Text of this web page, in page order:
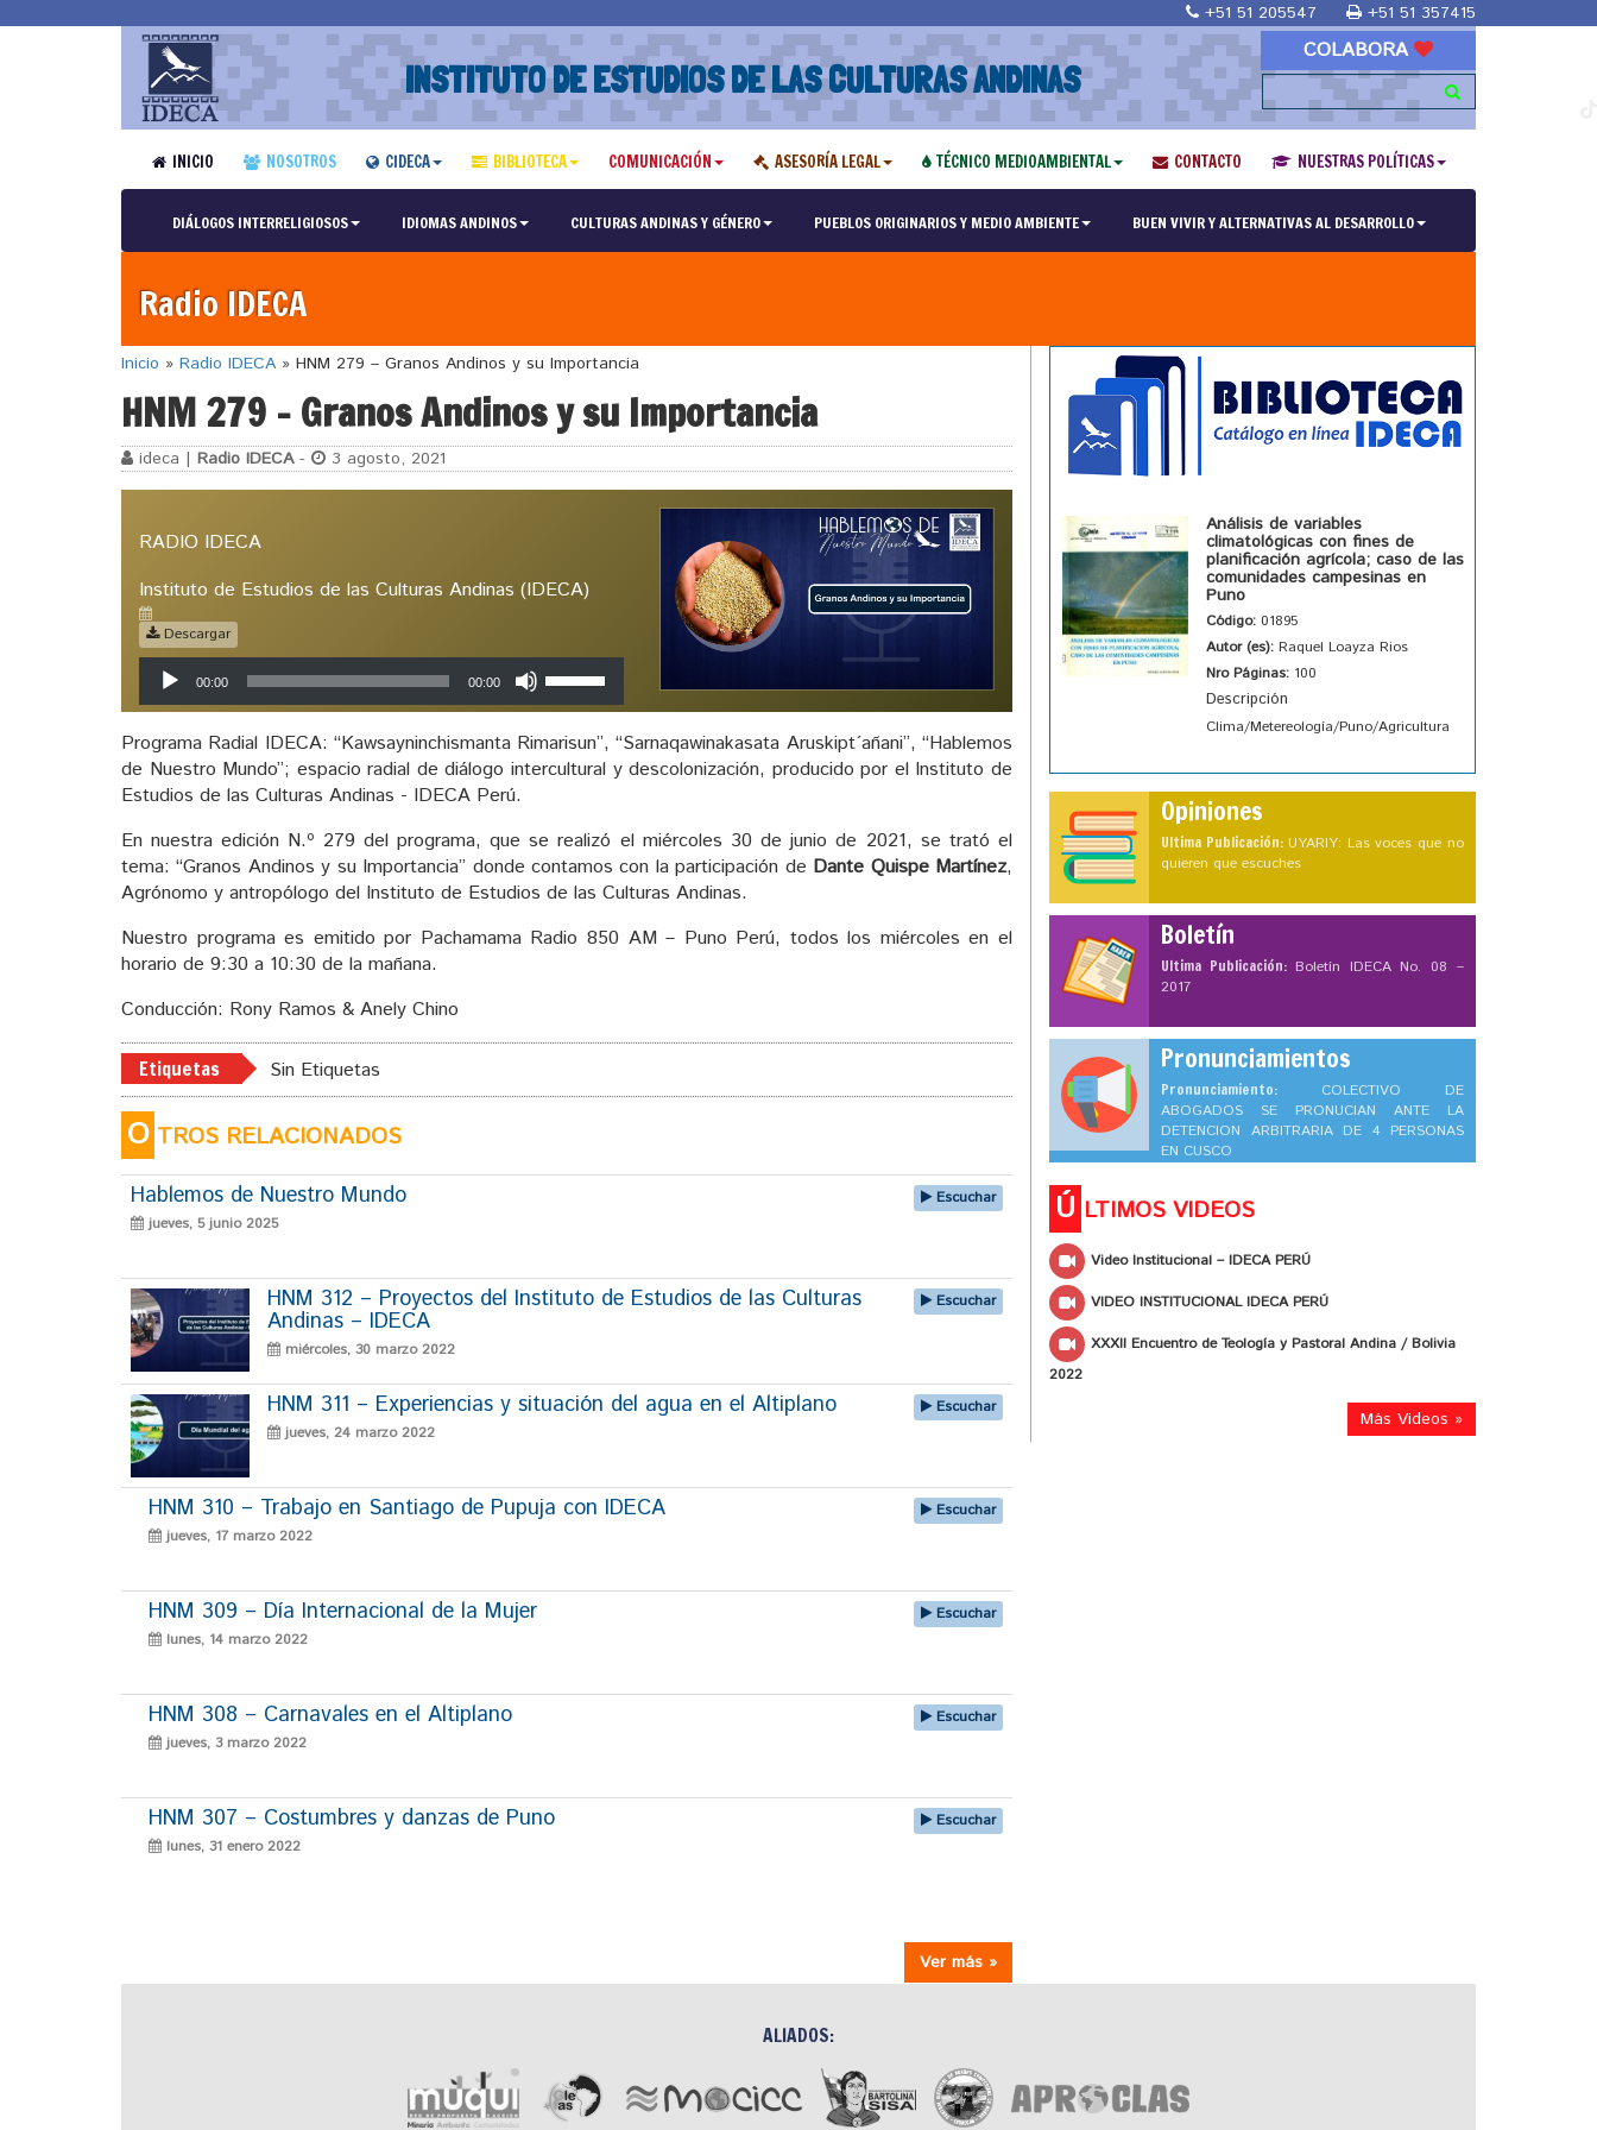
+51 51 205547 +51 51 357415
INSTITUTO DE ESTUDIOS DE LAS CULTURAS ANDINAS
COLABORA
INICIO NOSOTROS CIDECA BIBLIOTECA COMUNICACIÓN ASESORÍA LEGAL TÉCNICO MEDIOAMBIENTAL CONTACTO NUESTRAS POLÍTICAS
DIÁLOGOS INTERRELIGIOSOS IDIOMAS ANDINOS CULTURAS ANDINAS Y GÉNERO PUEBLOS ORIGINARIOS Y MEDIO AMBIENTE BUEN VIVIR Y ALTERNATIVAS AL DESARROLLO
Radio IDECA
Inicio » Radio IDECA » HNM 279 – Granos Andinos y su Importancia
HNM 279 – Granos Andinos y su Importancia
ideca | Radio IDECA- 3 agosto, 2021
RADIO IDECA
Instituto de Estudios de las Culturas Andinas (IDECA)
Descargar
de
audio
00:00 00:00
de
flecha
aumentar
o
disminuir
el
Programa Radial IDECA: “Kawsayninchismanta Rimarisun”, “Sarnaqawinakasata Aruskipt´añani”, “Hablemos
de Nuestro Mundo”; espacio radial de diálogo intercultural y descolonización, producido por el Instituto de
Estudios de las Culturas Andinas - IDECA Perú.
En nuestra edición N.º 279 del programa, que se realizó el miércoles 30 de junio de 2021, se trató el
tema: “Granos Andinos y su Importancia” donde contamos con la participación de Dante Quispe Martínez,
Agrónomo y antropólogo del Instituto de Estudios de las Culturas Andinas.
Nuestro programa es emitido por Pachamama Radio 850 AM – Puno Perú, todos los miércoles en el
horario de 9:30 a 10:30 de la mañana.
Conducción: Rony Ramos & Anely Chino
Etiquetas Sin Etiquetas
O TROS RELACIONADOS
Hablemos de Nuestro Mundo
jueves, 5 junio 2025
Escuchar
HNM 312 – Proyectos del Instituto de Estudios de las Culturas
Andinas – IDECA
miércoles, 30 marzo 2022
Escuchar
HNM 311 – Experiencias y situación del agua en el Altiplano
jueves, 24 marzo 2022
Escuchar
HNM 310 – Trabajo en Santiago de Pupuja con IDECA
jueves, 17 marzo 2022
Escuchar
HNM 309 – Día Internacional de la Mujer
lunes, 14 marzo 2022
Escuchar
HNM 308 – Carnavales en el Altiplano
jueves, 3 marzo 2022
Escuchar
HNM 307 – Costumbres y danzas de Puno
lunes, 31 enero 2022
Escuchar
Ver más »
Análisis de variables
climatológicas con fines de
planificación agrícola; caso de las
comunidades campesinas en
Puno
Código: 01895
Autor (es): Raquel Loayza Rios
Nro Páginas: 100
Descripción
Clima/Metereología/Puno/Agricultura
Opiniones
Ultima Publicación: UYARIY: Las voces que no
quieren que escuches
Boletín
Ultima Publicación: Boletín IDECA No. 08 –
2017
Pronunciamientos
Pronunciamiento: COLECTIVO DE
ABOGADOS SE PRONUCIAN ANTE LA
DETENCION ARBITRARIA DE 4 PERSONAS
EN CUSCO
Ú LTIMOS VIDEOS
Video Institucional – IDECA PERÚ
VIDEO INSTITUCIONAL IDECA PERÚ
XXXII Encuentro de Teología y Pastoral Andina / Bolivia
2022
Más Videos »
ALIADOS: